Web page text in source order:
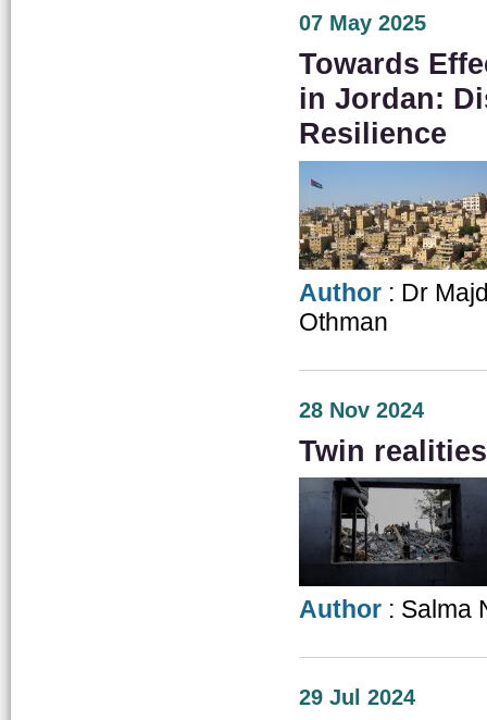
07 May 2025
Towards
in Jordan:
Resilience
Author : Dr
Othman
28 Nov 2024
Twin
Author : Salma
29 Jul 2024